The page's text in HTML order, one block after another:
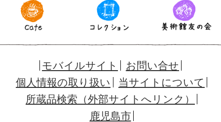
モバイルサイト
お問い合せ
個人情報の取り扱い
当サイトについて
所蔵品検索（外部サイトへリンク）
鹿児島市